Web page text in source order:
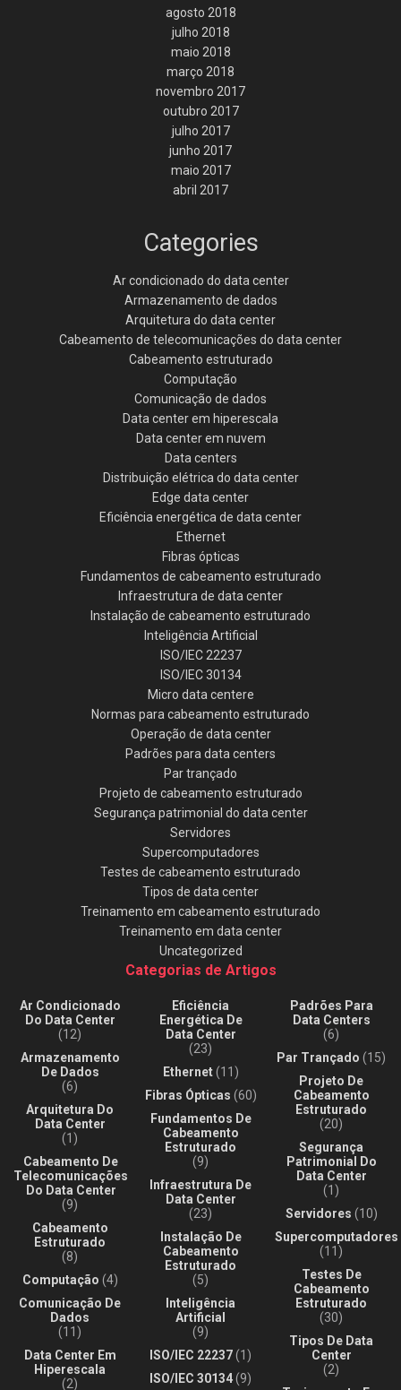
agosto 2018
julho 2018
maio 2018
março 2018
novembro 2017
outubro 2017
julho 2017
junho 2017
maio 2017
abril 2017
Categories
Ar condicionado do data center
Armazenamento de dados
Arquitetura do data center
Cabeamento de telecomunicações do data center
Cabeamento estruturado
Computação
Comunicação de dados
Data center em hiperescala
Data center em nuvem
Data centers
Distribuição elétrica do data center
Edge data center
Eficiência energética de data center
Ethernet
Fibras ópticas
Fundamentos de cabeamento estruturado
Infraestrutura de data center
Instalação de cabeamento estruturado
Inteligência Artificial
ISO/IEC 22237
ISO/IEC 30134
Micro data centere
Normas para cabeamento estruturado
Operação de data center
Padrões para data centers
Par trançado
Projeto de cabeamento estruturado
Segurança patrimonial do data center
Servidores
Supercomputadores
Testes de cabeamento estruturado
Tipos de data center
Treinamento em cabeamento estruturado
Treinamento em data center
Uncategorized
Categorias de Artigos
Ar Condicionado
Do Data Center
(12)
Armazenamento
De Dados
(6)
Arquitetura Do
Data Center
(1)
Cabeamento De
Telecomunicações
Do Data Center
(9)
Cabeamento
Estruturado
(8)
Computação (4)
Comunicação De
Dados
(11)
Data Center Em
Hiperescala
(2)
Eficiência
Energética De
Data Center
(23)
Ethernet(11)
Fibras Ópticas (60)
Fundamentos De
Cabeamento
Estruturado
(9)
Infraestrutura De
Data Center
(23)
Instalação De
Cabeamento
Estruturado
(5)
Inteligência
Artificial
(9)
ISO/IEC 22237(1)
ISO/IEC 30134(9)
Padrões Para
Data Centers
(6)
Par Trançado (15)
Projeto De
Cabeamento
Estruturado
(20)
Segurança
Patrimonial Do
Data Center
(1)
Servidores (10)
Supercomputadores
(11)
Testes De
Cabeamento
Estruturado
(30)
Tipos De Data
Center
(2)